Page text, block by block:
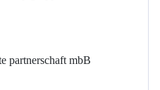
partnerschaft mbB